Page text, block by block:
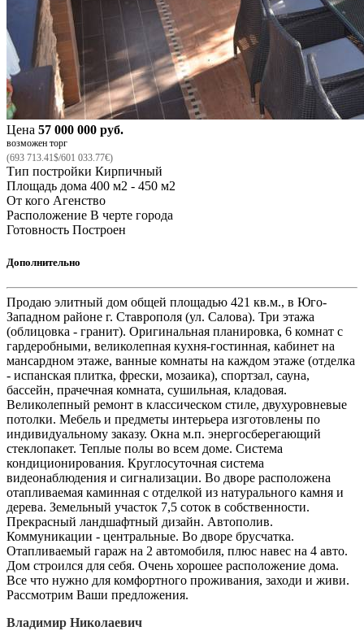
Цена 57 000 000 руб.
возможен торг
(693 713.41$/601 033.77€)
Тип постройки Кирпичный
Площадь дома 400 м2 - 450 м2
От кого Агенство
Расположение В черте города
Готовность Построен
Дополнительно
Продаю элитный дом общей площадью 421 кв.м., в Юго-
Западном районе г. Ставрополя (ул. Салова). Три этажа
(облицовка - гранит). Оригинальная планировка, 6 комнат с
гардеробными, великолепная кухня-гостинная, кабинет на
мансардном этаже, ванные комнаты на каждом этаже (отделка
- испанская плитка, фрески, мозаика), спортзал, сауна,
бассейн, прачечная комната, сушильная, кладовая.
Великолепный ремонт в классическом стиле, двухуровневые
потолки. Мебель и предметы интерьера изготовлены по
индивидуальному заказу. Окна м.п. энергосберегающий
стеклопакет. Теплые полы во всем доме. Система
кондиционирования. Круглосуточная система
видеонаблюдения и сигнализации. Во дворе расположена
отапливаемая каминная с отделкой из натурального камня и
дерева. Земельный участок 7,5 соток в собственности.
Прекрасный ландшафтный дизайн. Автополив.
Коммуникации - центральные. Во дворе брусчатка.
Отапливаемый гараж на 2 автомобиля, плюс навес на 4 авто.
Дом строился для себя. Очень хорошее расположение дома.
Все что нужно для комфортного проживания, заходи и живи.
Рассмотрим Ваши предложения.
Владимир Николаевич